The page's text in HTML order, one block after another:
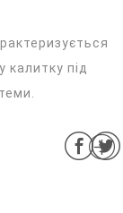
калитку під